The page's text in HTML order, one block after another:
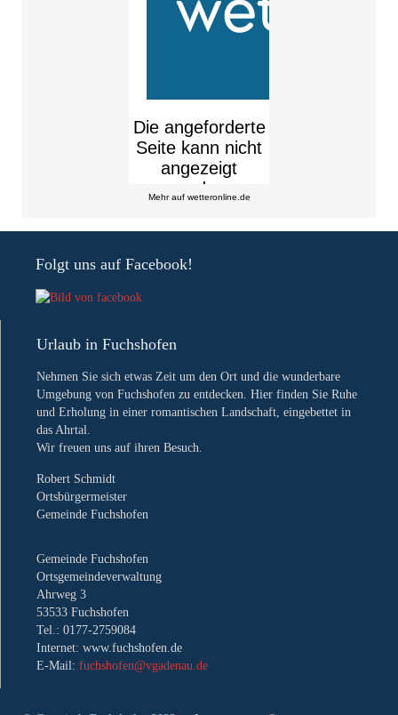
Mehr auf wetteronline.de
Folgt uns auf Facebook!
Urlaub in Fuchshofen
Nehmen Sie sich etwas Zeit um den Ort und die wunderbare
Umgebung von Fuchshofen zu entdecken. Hier finden Sie Ruhe
und Erholung in einer romantischen Landschaft, eingebettet in
das Ahrtal.
Wir freuen uns auf ihren Besuch.
Robert Schmidt
Ortsbürgermeister
Gemeinde Fuchshofen
Gemeinde Fuchshofen
Ortsgemeindeverwaltung
Ahrweg 3
53533 Fuchshofen
Tel.: 0177-2759084
Internet: www.fuchshofen.de
E-Mail: fuchshofen@vgadenau.de